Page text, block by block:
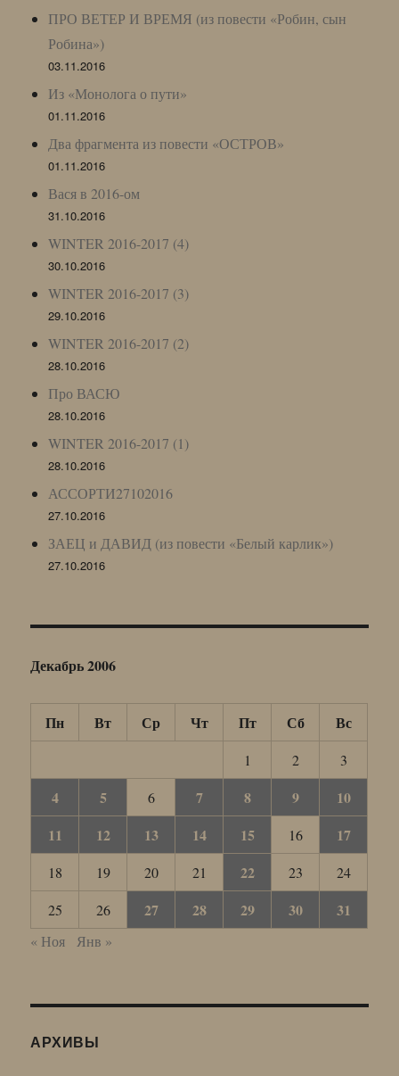
ПРО ВЕТЕР И ВРЕМЯ (из повести «Робин, сын
Робина»)
03.11.2016
Из «Монолога о пути»
01.11.2016
Два фрагмента из повести «ОСТРОВ»
01.11.2016
Вася в 2016-ом
31.10.2016
WINTER 2016-2017 (4)
30.10.2016
WINTER 2016-2017 (3)
29.10.2016
WINTER 2016-2017 (2)
28.10.2016
Про ВАСЮ
28.10.2016
WINTER 2016-2017 (1)
28.10.2016
АССОРТИ27102016
27.10.2016
ЗАЕЦ и ДАВИД (из повести «Белый карлик»)
27.10.2016
Декабрь 2006
Пн Вт Ср Чт Пт Сб Вс
1 2 3
4 5 6 7 8 9
10
11
12 13 14 15 16 17
18 19 20 21 22 23
24
25
26 27 28 29 30 31
« Ноя Янв »
АРХИВЫ